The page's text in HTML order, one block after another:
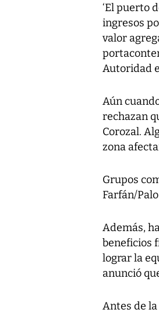
‘El puerto
ingresos
valor
Autoridad
Aún
rechazan
Corozal.
zona
Grupos
Farfán/
Además,
beneficios
lograr la
anunció
Antes de